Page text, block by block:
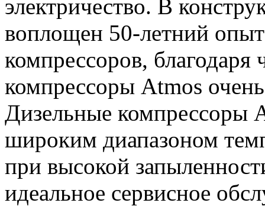
электричество. В
воплощен 50-летний
компрессоров,
компрессоры Atmos
Дизельные компрессоры
широким диапазоном
при высокой
идеальное сервисное